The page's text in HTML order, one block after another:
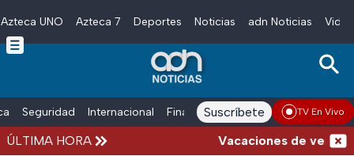
Skip to main content
Azteca UNO Azteca 7 Deportes Noticias adn Noticias
Seguridad Internacional Finanzas adn Noticias Radio
Suscríbete TV En Vivo
ÚLTIMA HORA Vacaciones de verano